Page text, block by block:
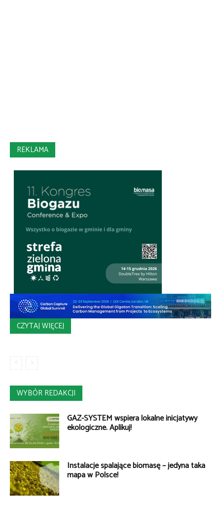
REKLAMA
CZYTAJ WIĘCEJ
WYBÓR REDAKCJI
GAZ-SYSTEM wspiera lokalne inicjatywy
ekologiczne. Aplikuj!
Instalacje spalające biomasę – jedyna taka
mapa w Polsce!